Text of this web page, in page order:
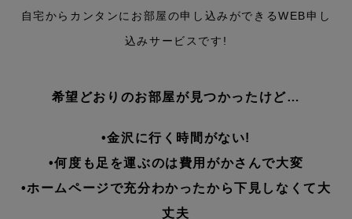
自宅からカンタンにお部屋の申し込みができるWEB申し
込みサービスです!
希望どおりのお部屋が見つかったけど…
•金沢に行く時間がない!
•何度も足を運ぶのは費用がかさんで大変
•ホームページで充分わかったから下見しなくて大
丈夫